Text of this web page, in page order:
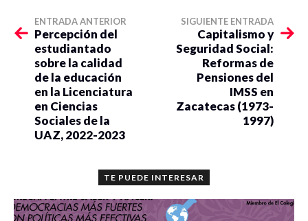
ENTRADA ANTERIOR
Percepción del
estudiantado
sobre la calidad
de la educación
en la Licenciatura
en Ciencias
Sociales de la
UAZ, 2022-2023
SIGUIENTE ENTRADA
Capitalismo y
Seguridad Social:
Reformas de
Pensiones del
IMSS en
Zacatecas (1973-
1997)
TE PUEDE INTERESAR